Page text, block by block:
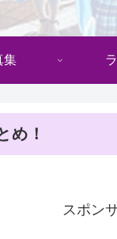
集
め！
スポン